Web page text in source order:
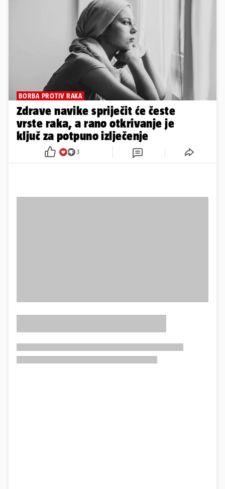
BORBA PROTIV RAKA
Zdrave navike spriječit će česte
vrste raka, a rano otkrivanje je
ključ za potpuno izlječenje
3